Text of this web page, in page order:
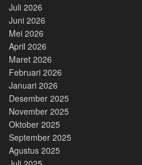
Juli 2026
Juni 2026
Mei 2026
April 2026
Maret 2026
Februari 2026
Januari 2026
Desember 2025
November 2025
Oktober 2025
September 2025
Agustus 2025